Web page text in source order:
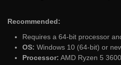
Recommended:
Requires a 64-bit processor
OS: Windows 10 (64-bit) or
Processor: AMD Ryzen 5